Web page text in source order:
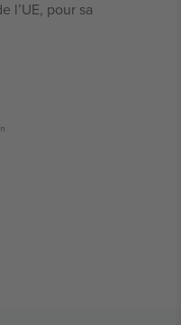
l’UE, pour sa